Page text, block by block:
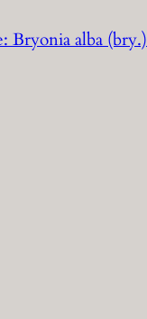
Bryonia alba (bry.)